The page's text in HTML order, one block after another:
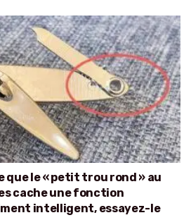
que le « petit trou rond » au
cache une fonction
intelligent, essayez-le